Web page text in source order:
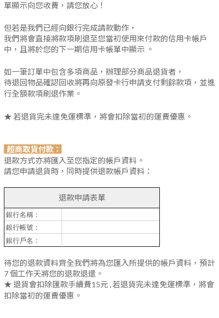
單顯示向您收費，請您放心！
但若是我們已經向銀行完成請款動作，
我們將會直接將款項刷退至您當初使用來付款的信用卡帳戶
中，且將於您的下一期信用卡帳單中顯示 。
如一筆訂單中包含多項商品，辦理部分商品退貨者，
待退回物品確認回收將再向原發卡行申請支付剩餘款項，並進
行全額款項刷退作業。
★ 若退貨完未達免運標準，將會扣除當初的運費優惠。
超商取貨付款：
退款方式亦將匯入至您指定的帳戶資料。
請您申請退貨時，同時提供退款帳戶資料：
退款申請表單
銀行名稱：
銀行帳號：
銀行戶名：
待您的退款資料齊全我們將為您匯入所提供的帳戶資料，預計
7 個工作天將您的退款退還。
★ 退貨會扣除匯款手續費15元 , 若退貨完未達免運標準，將會
扣除當初的運費優惠。